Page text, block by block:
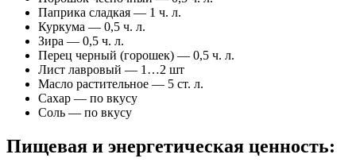
Паприка сладкая — 1 ч. л.
Куркума — 0,5 ч. л.
Зира — 0,5 ч. л.
Перец черный (горошек) — 0,5 ч. л.
Лист лавровый — 1…2 шт
Масло растительное — 5 ст. л.
Сахар — по вкусу
Соль — по вкусу
Пищевая и энергетическая ценность: